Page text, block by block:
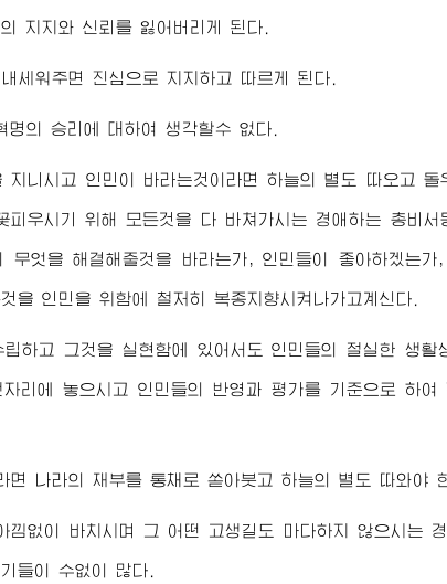
지지와 신뢰를 잃어버리게 된다.
세워주면 진심으로 지지하고 따르게 된다.
의 승리에 대하여 생각할수 없다.
니시고 인민이 바라는것이라면 하늘의 별도 따오고 돌
우시기 위해 모든것을 다 바쳐가시는 경애하는 총비서
무엇을 해결해줄것을 바라는가, 인민들이 좋아하겠는가
을 인민을 위함에 철저히 복종지향시켜나가고계신다.
하고 그것을 실현함에 있어서도 인민들의 절실한 생활
리에 놓으시고 인민들의 반영과 평가를 기준으로 하여
면 나라의 재부를 통채로 쏟아붓고 하늘의 별도 따와야
낌없이 바치시며 그 어떤 고생길도 마다하지 않으시는
들이 수없이 많다.